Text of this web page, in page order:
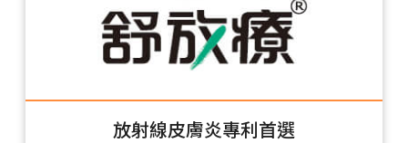
放射線皮膚炎專利首選